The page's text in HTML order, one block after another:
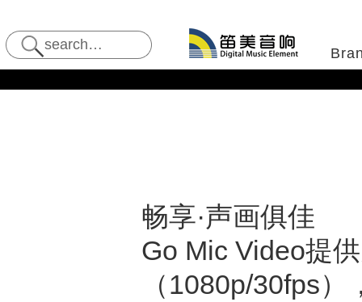
畅享·声画俱佳
Go Mic Video提
（1080p/30fps）